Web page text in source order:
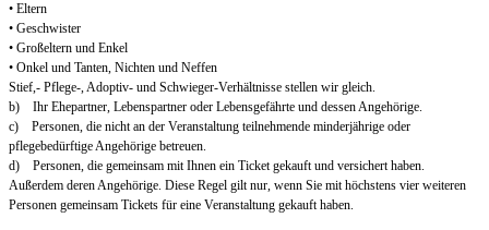
• Eltern
• Geschwister
• Großeltern und Enkel
• Onkel und Tanten, Nichten und Neffen
Stief,- Pflege-, Adoptiv- und Schwieger-Verhältnisse stellen wir gleich.
b) Ihr Ehepartner, Lebenspartner oder Lebensgefährte und dessen Angehörige.
c) Personen, die nicht an der Veranstaltung teilnehmende minderjährige oder
pflegebedürftige Angehörige betreuen.
d) Personen, die gemeinsam mit Ihnen ein Ticket gekauft und versichert haben.
Außerdem deren Angehörige. Diese Regel gilt nur, wenn Sie mit höchstens vier weiteren
Personen gemeinsam Tickets für eine Veranstaltung gekauft haben.